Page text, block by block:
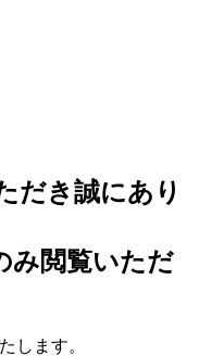
だき誠にあり
み閲覧いただ
します。